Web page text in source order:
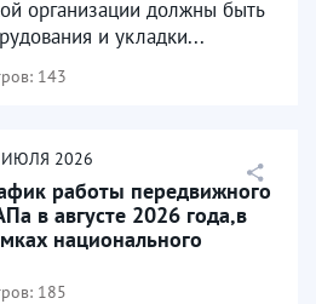
организации должны быть
и укладки...
143
ИЮЛЯ 2026
работы передвижного
в августе 2026 года,в
национального
185